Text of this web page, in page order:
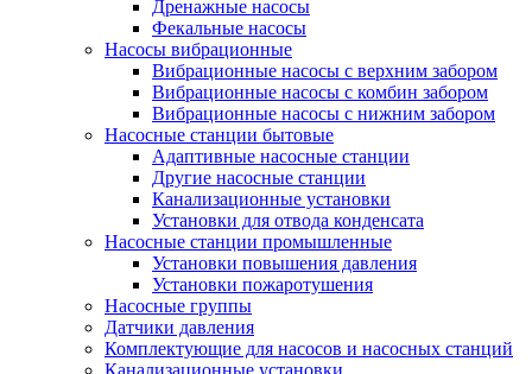
Дренажные насосы
Фекальные насосы
Насосы вибрационные
Вибрационные насосы с верхним забором
Вибрационные насосы с комбин забором
Вибрационные насосы с нижним забором
Насосные станции бытовые
Адаптивные насосные станции
Другие насосные станции
Канализационные установки
Установки для отвода конденсата
Насосные станции промышленные
Установки повышения давления
Установки пожаротушения
Насосные группы
Датчики давления
Комплектующие для насосов и насосных станций
Канализационные установки